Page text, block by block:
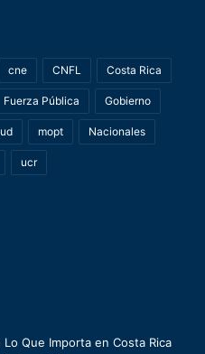
cne CNFL Costa Rica
Fuerza Pública Gobierno
mopt Nacionales
ucr
Que Importa en Costa Rica